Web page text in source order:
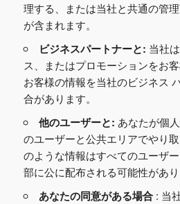
理する、または当社と共通の管
が含まれます。
ビジネスパートナーと: 当社
ス、またはプロモーションをお
お客様の情報を当社のビジネス
合があります。
他のユーザーと: あなたが個
のユーザーと公共エリアでやり
のような情報はすべてのユーザ
部に公に配布される可能性があり
あなたの同意がある場合 : 当